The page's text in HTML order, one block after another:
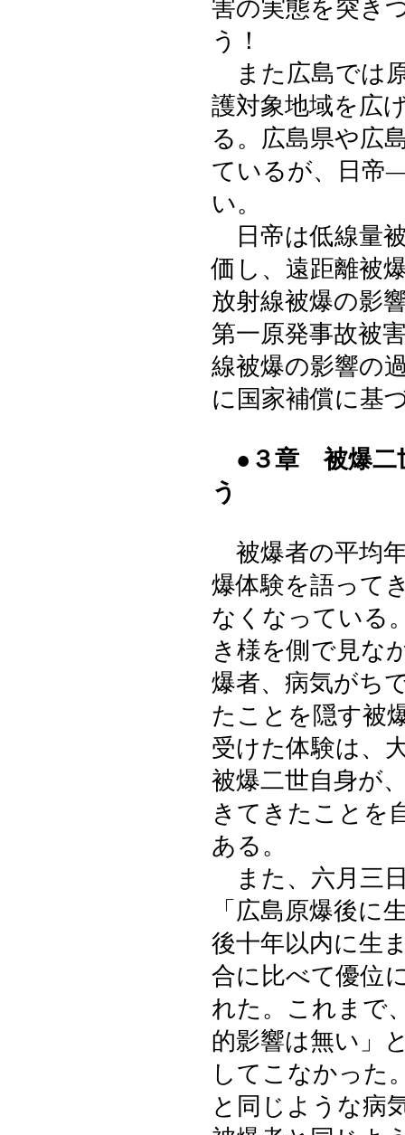
害の実態を突き
う！
また広島では
護対象地域を広
る。広島県や広
ているが、日帝
い。
日帝は低線量
価し、遠距離被
放射線被爆の影
第一原発事故被
線被爆の影響の
に国家補償に基
●３章 被爆二
う
被爆者の平均
爆体験を語って
なくなっている
き様を側で見な
爆者、病気がち
たことを隠す被
受けた体験は、
被爆二世自身が
きてきたことを
ある。
また、六月三
「広島原爆後に
後十年以内に生
合に比べて優位
れた。これまで
的影響は無い」
してこなかった
と同じような病